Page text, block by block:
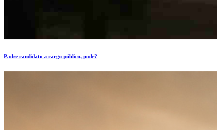
Padre candidato a cargo público, pode?